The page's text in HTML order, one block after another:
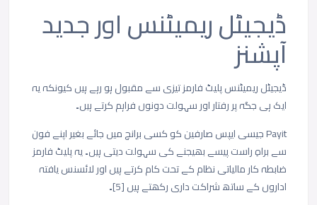
ڈیجیٹلریمیٹنساورجدید
آپشنز
ڈیجیٹلریمیٹنسپلیٹفارمزتیزیسےمقبولہورہےہیںکیونکہیہ
ایکہیجگہپررفتاراورسہولتدونوںفراہمکرتےہیں۔
Payitجیسیایپسصارفینکوکسیبرانچمیںجائےبغیراپنےفون
سےبراہِراستپیسےبھیجنےکیسہولتدیتیہیں۔یہپلیٹفارمز
ضابطہکارمالیاتینظامکےتحتکامکرتےہیںاورلائسنسیافتہ
اداروںکےساتھشراکتداریرکھتےہیں[5] ۔